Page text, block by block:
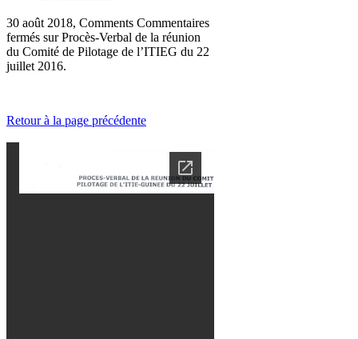
30 août 2018, Comments Commentaires
fermés sur Procès-Verbal de la réunion
du Comité de Pilotage de l’ITIEG du 22
juillet 2016.
Retour à la page précédente